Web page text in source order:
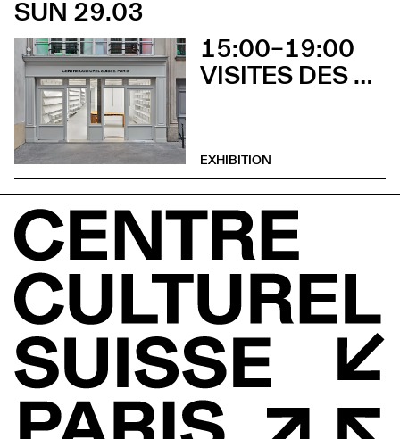
SUN 29.03
15:00–19:00
VISITES DES EXPOSITIONS ET DÉCOUVERTE DU BÂTIMENT
EXHIBITION